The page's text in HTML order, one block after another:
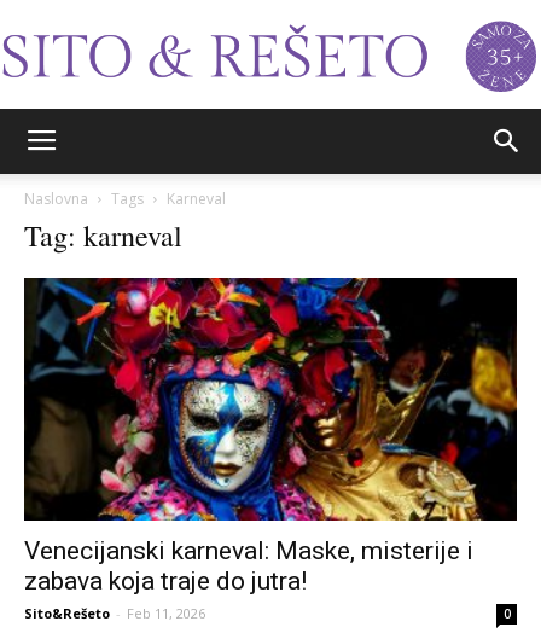
Naslovna Tags Karneval
Tag: karneval
Venecijanski karneval: Maske, misterije i
zabava koja traje do jutra!
Sito&Rešeto - Feb 11, 2026 0